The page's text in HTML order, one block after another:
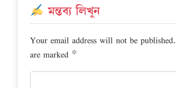
মন্তব্য লিখুন
Your email address will not be published.
are marked *